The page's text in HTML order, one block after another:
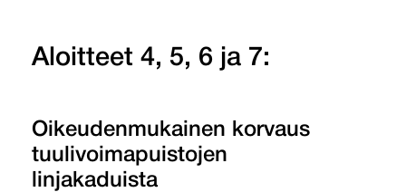
Aloitteet 4, 5, 6 ja 7:
Oikeudenmukainen korvaus
tuulivoimapuistojen
linjakaduista